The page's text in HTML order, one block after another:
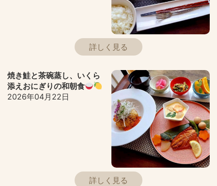
詳しく見る
焼き鮭と茶碗蒸し、いくら
添えおにぎりの和朝食
2026年04月22日
詳しく見る